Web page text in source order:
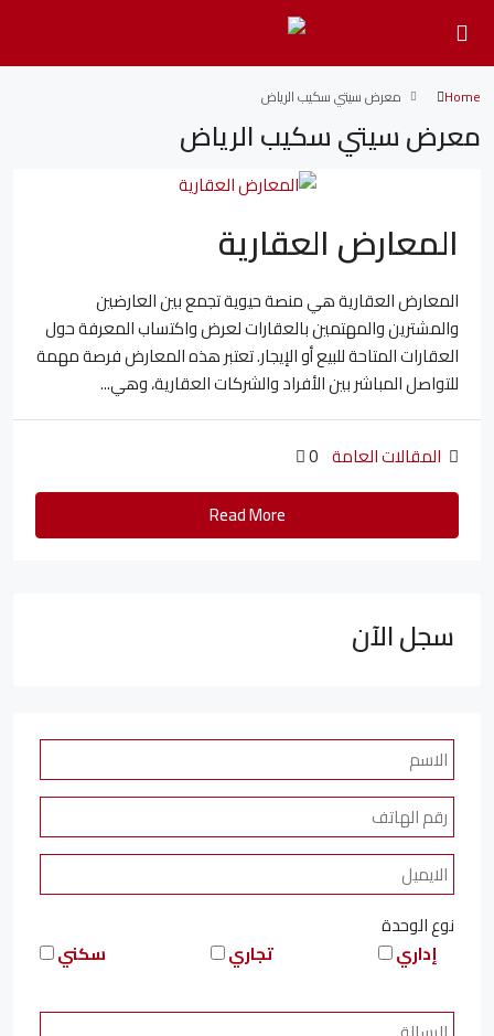
Home معرض سيتي سكيب الرياض
معرض سيتي سكيب الرياض
المعارض العقارية
المعارض العقارية هي منصة حيوية تجمع بين العارضين
والمشترين والمهتمين بالعقارات لعرض واكتساب المعرفة حول
العقارات المتاحة للبيع أو الإيجار. تعتبر هذه المعارض فرصة مهمة
للتواصل المباشر بين الأفراد والشركات العقارية، وهي...
المقالات العامة 0
Read More
سجل الآن
نوع الوحدة
سكني
تجاري إداري